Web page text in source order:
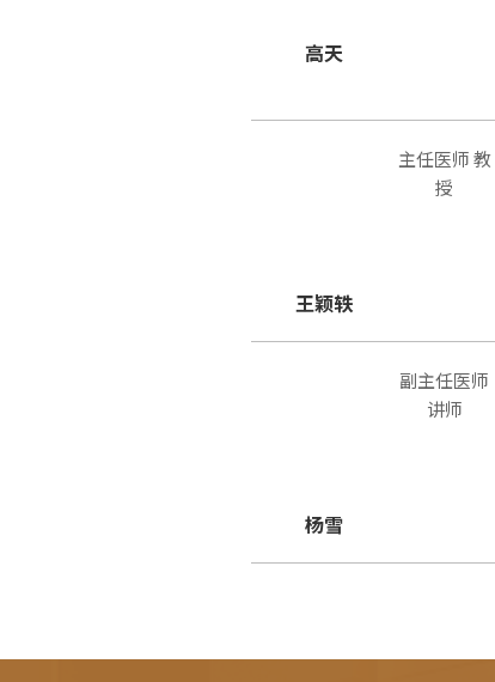
高天
王颖轶
主任医师 教
授
杨雪
副主任医师
讲师